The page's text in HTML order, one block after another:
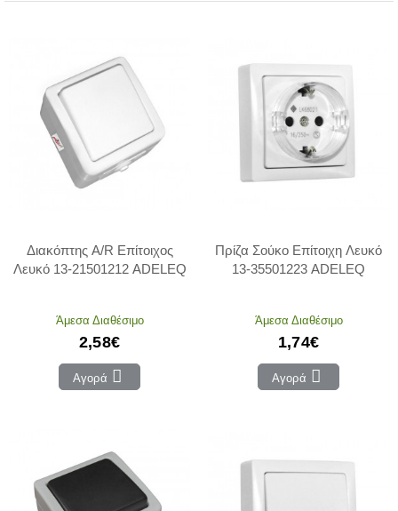
Διακόπτης A/R Επίτοιχος
Λευκό 13-21501212 ADELEQ
Άμεσα Διαθέσιμο
2,58€
Αγορά
Πρίζα Σούκο Επίτοιχη Λευκό
13-35501223 ADELEQ
Άμεσα Διαθέσιμο
1,74€
Αγορά